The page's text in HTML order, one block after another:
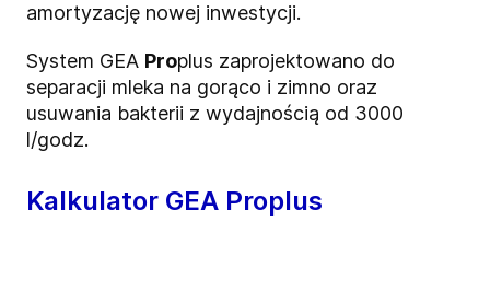
amortyzację nowej inwestycji.
System GEA Proplus zaprojektowano do
separacji mleka na gorąco i zimno oraz
usuwania bakterii z wydajnością od 3000
l/godz.
Kalkulator GEA Proplus